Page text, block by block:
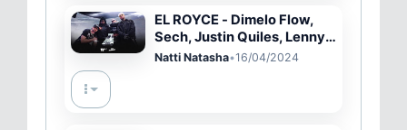
EL ROYCE - Dimelo Flow,
Sech, Justin Quiles, Lenny
Tavárez, Dalex (feat. Natti
Natti Natasha•16/04/2024